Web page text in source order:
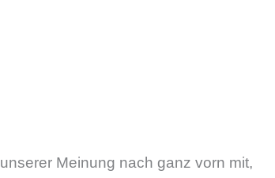
unserer Meinung nach ganz vorn mit,